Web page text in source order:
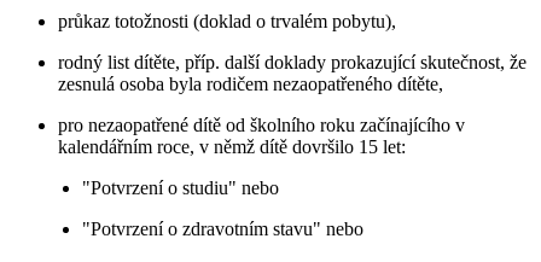
průkaz totožnosti (doklad o trvalém pobytu),
rodný list dítěte, příp. další doklady prokazující skutečnost, že
zesnulá osoba byla rodičem nezaopatřeného dítěte,
pro nezaopatřené dítě od školního roku začínajícího v
kalendářním roce, v němž dítě dovršilo 15 let:
"Potvrzení o studiu" nebo
"Potvrzení o zdravotním stavu" nebo